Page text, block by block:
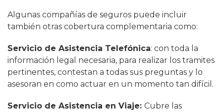
Algunas compañías de seguros puede incluir
también otras cobertura complementaria como:
Servicio de Asistencia Telefónica: con toda la
información legal necesaria, para realizar los tramites
pertinentes, contestan a todas sus preguntas y lo
asesoran en como actuar en un momento tan difícil.
Servicio de Asistencia en Viaje: Cubre las